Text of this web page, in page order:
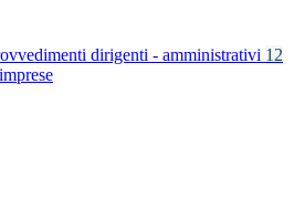
dirigenti - amministrativi 12